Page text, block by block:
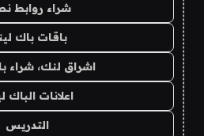
شراء روابط
باقات باك
اشراق لنك، شراء
اعلانات الباك
التدريس